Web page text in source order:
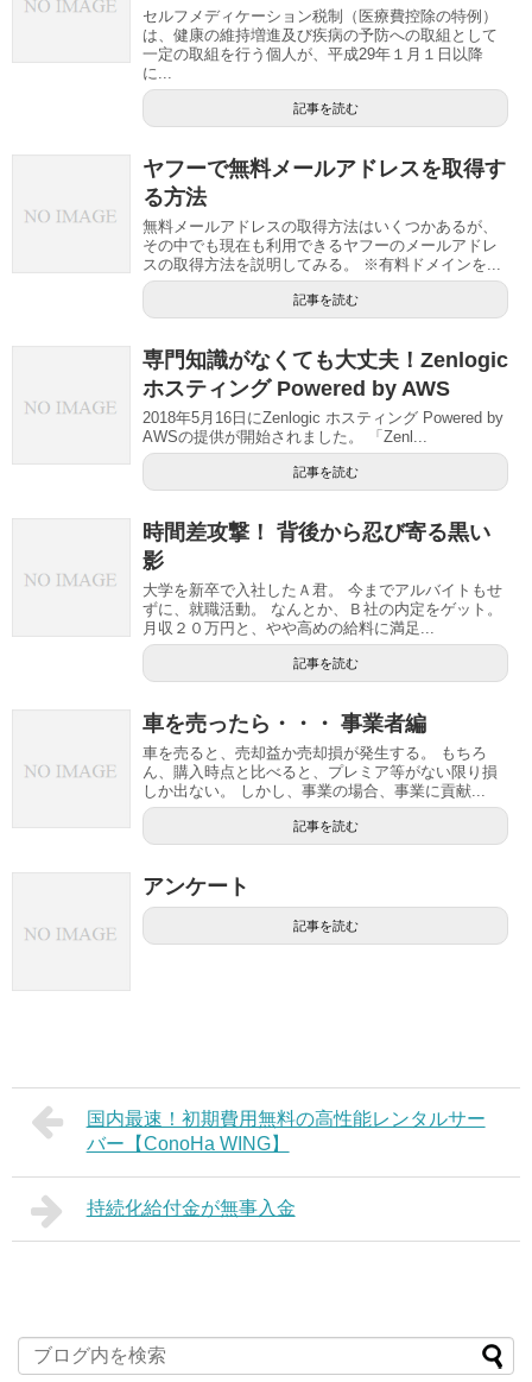
セルフメディケーション税制（医療費控除の特例）
は、健康の維持増進及び疾病の予防への取組として
一定の取組を行う個人が、平成29年１月１日以降
に...
記事を読む
ヤフーで無料メールアドレスを取得す
る方法
無料メールアドレスの取得方法はいくつかあるが、
その中でも現在も利用できるヤフーのメールアドレ
スの取得方法を説明してみる。 ※有料ドメインを...
記事を読む
専門知識がなくても大丈夫！Zenlogic
ホスティング Powered by AWS
2018年5月16日にZenlogic ホスティング Powered by
AWSの提供が開始されました。 「Zenl...
記事を読む
時間差攻撃！ 背後から忍び寄る黒い
影
大学を新卒で入社したＡ君。 今までアルバイトもせ
ずに、就職活動。 なんとか、Ｂ社の内定をゲット。
月収２０万円と、やや高めの給料に満足...
記事を読む
車を売ったら・・・ 事業者編
車を売ると、売却益か売却損が発生する。 もちろ
ん、購入時点と比べると、プレミア等がない限り損
しか出ない。 しかし、事業の場合、事業に貢献...
記事を読む
アンケート
記事を読む
国内最速！初期費用無料の高性能レンタルサー
バー【ConoHa WING】
持続化給付金が無事入金